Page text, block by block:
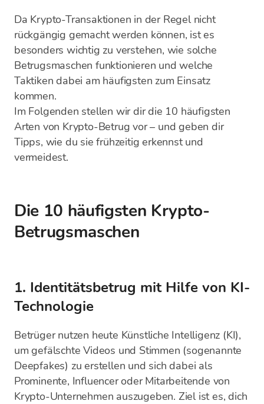
Da Krypto-Transaktionen in der Regel nicht
rückgängig gemacht werden können, ist es
besonders wichtig zu verstehen, wie solche
Betrugsmaschen funktionieren und welche
Taktiken dabei am häufigsten zum Einsatz
kommen.
Im Folgenden stellen wir dir die 10 häufigsten
Arten von Krypto-Betrug vor – und geben dir
Tipps, wie du sie frühzeitig erkennst und
vermeidest.
Die 10 häufigsten Krypto-
Betrugsmaschen
1. Identitätsbetrug mit Hilfe von KI-
Technologie
Betrüger nutzen heute Künstliche Intelligenz (KI),
um gefälschte Videos und Stimmen (sogenannte
Deepfakes) zu erstellen und sich dabei als
Prominente, Influencer oder Mitarbeitende von
Krypto-Unternehmen auszugeben. Ziel ist es, dich